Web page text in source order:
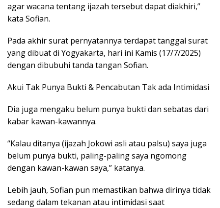
agar wacana tentang ijazah tersebut dapat diakhiri,”
kata Sofian.
Pada akhir surat pernyatannya terdapat tanggal surat
yang dibuat di Yogyakarta, hari ini Kamis (17/7/2025)
dengan dibubuhi tanda tangan Sofian.
Akui Tak Punya Bukti & Pencabutan Tak ada Intimidasi
Dia juga mengaku belum punya bukti dan sebatas dari
kabar kawan-kawannya.
“Kalau ditanya (ijazah Jokowi asli atau palsu) saya juga
belum punya bukti, paling-paling saya ngomong
dengan kawan-kawan saya,” katanya.
Lebih jauh, Sofian pun memastikan bahwa dirinya tidak
sedang dalam tekanan atau intimidasi saat